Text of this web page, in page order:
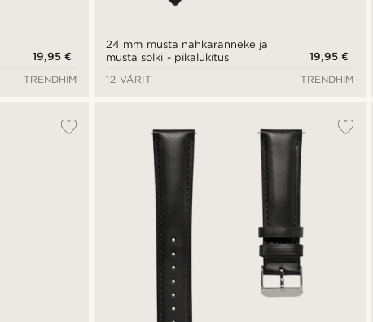
19,95 €
TRENDHIM
24 mm musta nahkaranneke ja
musta solki - pikalukitus
19,95 €
12 VÄRIT
TRENDHIM